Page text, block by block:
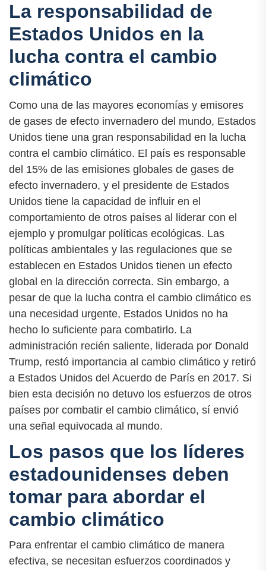
La responsabilidad de
Estados Unidos en la
lucha contra el cambio
climático
Como una de las mayores economías y emisores
de gases de efecto invernadero del mundo, Estados
Unidos tiene una gran responsabilidad en la lucha
contra el cambio climático. El país es responsable
del 15% de las emisiones globales de gases de
efecto invernadero, y el presidente de Estados
Unidos tiene la capacidad de influir en el
comportamiento de otros países al liderar con el
ejemplo y promulgar políticas ecológicas. Las
políticas ambientales y las regulaciones que se
establecen en Estados Unidos tienen un efecto
global en la dirección correcta. Sin embargo, a
pesar de que la lucha contra el cambio climático es
una necesidad urgente, Estados Unidos no ha
hecho lo suficiente para combatirlo. La
administración recién saliente, liderada por Donald
Trump, restó importancia al cambio climático y retiró
a Estados Unidos del Acuerdo de París en 2017. Si
bien esta decisión no detuvo los esfuerzos de otros
países por combatir el cambio climático, sí envió
una señal equivocada al mundo.
Los pasos que los líderes
estadounidenses deben
tomar para abordar el
cambio climático
Para enfrentar el cambio climático de manera
efectiva, se necesitan esfuerzos coordinados y